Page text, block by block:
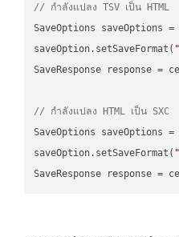
// กำลังแปลง TSV เป็น HTML
SaveOptions saveOptions =
saveOption.setSaveFormat(
SaveResponse response
// กำลังแปลง HTML เป็น SXC
SaveOptions saveOptions =
saveOption.setSaveFormat(
SaveResponse response